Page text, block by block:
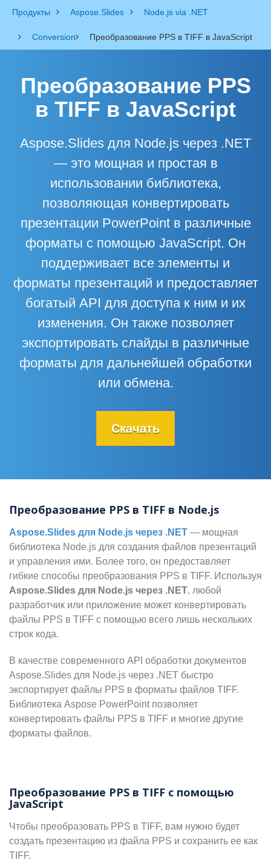
Продукты Aspose.Slides Node.js via .NET
Conversion Преобразование PPS в TIFF в JavaScript
Преобразование PPS
в TIFF в JavaScript
Aspose.Slides для Node.js через .NET
— это мощная и простая в
использовании библиотека,
позволяющая конвертировать
презентации PowerPoint в различные
форматы с помощью JavaScript. Он
поддерживает все элементы и
форматы презентаций и предоставляет
богатый API для доступа к ним и их
изменения. Он также позволяет
экспортировать слайды в различные
форматы для дальнейшей обработки
или обмена.
Скачать
Преобразование PPS в TIFF в Node.js
Aspose.Slides для Node.js через .NET — мощная
библиотека Node.js для создания файлов презентаций
и управления ими. Более того, он предоставляет
гибкие способы преобразования PPS в TIFF. Используя
Aspose.Slides для Node.js через .NET, любой
разработчик или приложение может конвертировать
файлы PPS в TIFF с помощью всего лишь нескольких
строк кода.
В качестве современного API обработки документов
Aspose.Slides для Node.js через .NET быстро
экспортирует файлы PPS в форматы файлов TIFF.
Библиотека Aspose PowerPoint позволяет
конвертировать файлы PPS в TIFF и многие другие
форматы файлов.
Преобразование PPS в TIFF с помощью
JavaScript
Чтобы преобразовать PPS в TIFF, вам нужно будет
создать презентацию из файла PPS и сохранить ее как
TIFF.